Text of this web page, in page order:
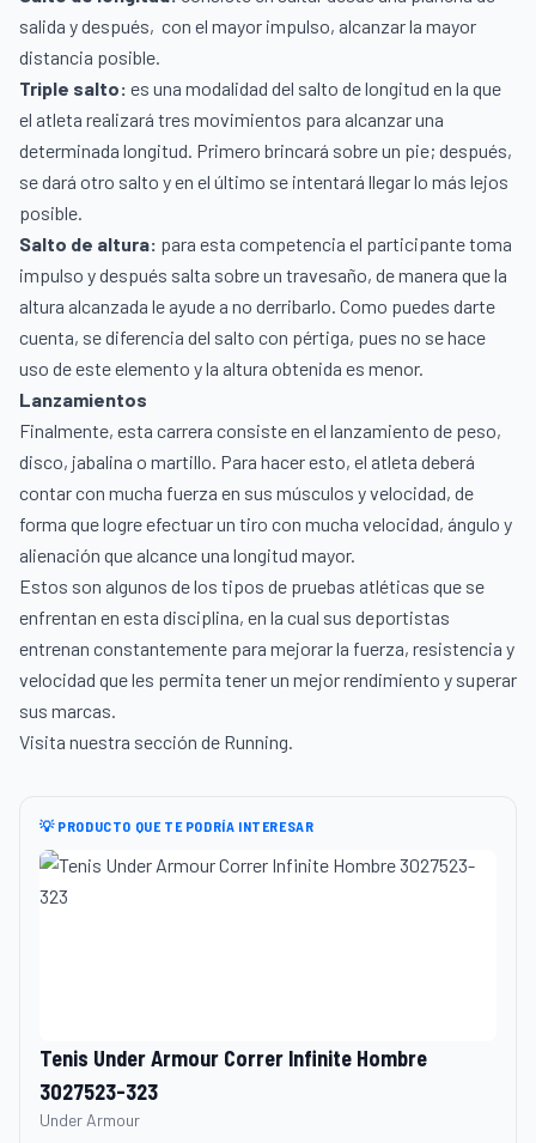
salida y después, con el mayor impulso, alcanzar la mayor
distancia posible.
Triple salto: es una modalidad del salto de longitud en la que
el atleta realizará tres movimientos para alcanzar una
determinada longitud. Primero brincará sobre un pie; después,
se dará otro salto y en el último se intentará llegar lo más lejos
posible.
Salto de altura: para esta competencia el participante toma
impulso y después salta sobre un travesaño, de manera que la
altura alcanzada le ayude a no derribarlo. Como puedes darte
cuenta, se diferencia del salto con pértiga, pues no se hace
uso de este elemento y la altura obtenida es menor.
Lanzamientos
Finalmente, esta carrera consiste en el lanzamiento de peso,
disco, jabalina o martillo. Para hacer esto, el atleta deberá
contar con mucha fuerza en sus músculos y velocidad, de
forma que logre efectuar un tiro con mucha velocidad, ángulo y
alienación que alcance una longitud mayor.
Estos son algunos de los tipos de pruebas atléticas que se
enfrentan en esta disciplina, en la cual sus deportistas
entrenan constantemente para mejorar la fuerza, resistencia y
velocidad que les permita tener un mejor rendimiento y superar
sus marcas.
Visita nuestra sección de Running.
💡 PRODUCTO QUE TE PODRÍA INTERESAR
Tenis Under Armour Correr Infinite Hombre
3027523-323
Under Armour